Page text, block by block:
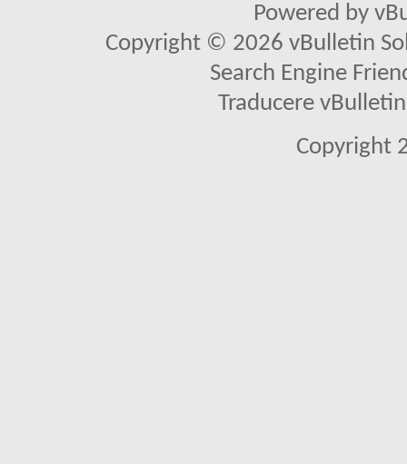
Powered by
Copyright © 2026 vBulletin
Search Engine
Traducere
Copyright